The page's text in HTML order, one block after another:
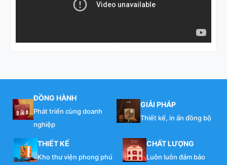
ĐỒNG HÀNH
Phát triển cùng doanh
nghiệp
GIẢI PHÁP
Thiết kế, in ấn đồng bộ
THIẾT KẾ
Kho thư viện phong phú
CHẤT LƯỢNG
Luôn luôn đảm bảo